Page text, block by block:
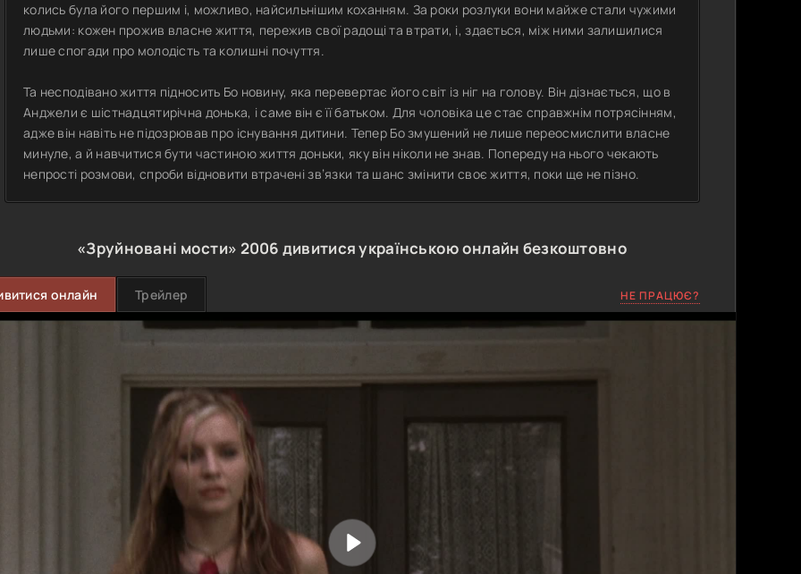
колись була його першим і, можливо, найсильнішим коханням. За роки розлуки вони майже стали чужими
людьми: кожен прожив власне життя, пережив свої радощі та втрати, і, здається, між ними залишилися
лише спогади про молодість та колишні почуття.
Та несподівано життя підносить Бо новину, яка перевертає його світ із ніг на голову. Він дізнається, що в
Анджели є шістнадцятирічна донька, і саме він є її батьком. Для чоловіка це стає справжнім потрясінням,
адже він навіть не підозрював про існування дитини. Тепер Бо змушений не лише переосмислити власне
минуле, а й навчитися бути частиною життя доньки, яку він ніколи не знав. Попереду на нього чекають
непрості розмови, спроби відновити втрачені зв’язки та шанс змінити своє життя, поки ще не пізно.
«Зруйновані мости» 2006 дивитися українською онлайн безкоштовно
онлайн Трейлер НЕ ПРАЦЮЄ?